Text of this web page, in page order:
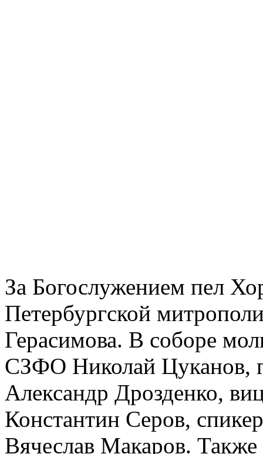
За Богослужением пел
Петербургской
Герасимова. В соборе
СЗФО Николай Цуканов,
Александр Дрозденко,
Константин Серов,
Вячеслав Макаров. Также